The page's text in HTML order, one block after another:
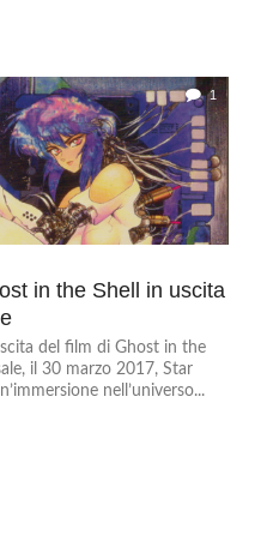
1
in the Shell in uscita
del film di Ghost in the
il 30 marzo 2017, Star
nell’universo...